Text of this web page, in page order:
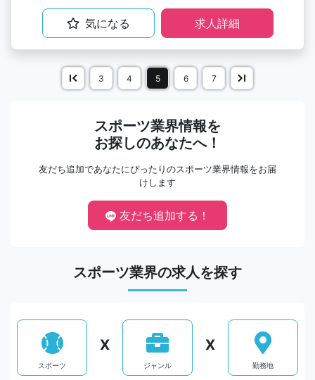
気になる 求人詳細
3 4 5 6 7
スポーツ業界情報を
お探しのあなたへ！
友だち追加であなたにぴったりのスポーツ業界情報をお届
けします
友だち追加する！
スポーツ業界の求人を探す
スポーツ
X
ジャンル
X
勤務地